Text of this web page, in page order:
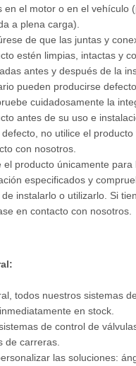
en el motor o en el vehículo
a plena carga).
de que las juntas y
estén limpias, intactas y
antes y después de la
pueden producirse
cuidadosamente la
antes de su uso e
no utilice el producto
con nosotros.
el producto únicamente para
especificados y
instalarlo o utilizarlo. Si
en contacto con nosotros.
todos nuestros sistemas
en stock.
de control de
de carreras.
las soluciones: